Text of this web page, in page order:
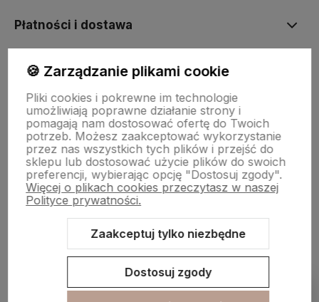
Płatności i dostawa
Informacje
O nas
Sklep internetowy Shoper.pl Szablon Shoper Modern 3.0™
GrowCommerce
🍪 Zarządzanie plikami cookie
Pliki cookies i pokrewne im technologie
umożliwiają poprawne działanie strony i
pomagają nam dostosować ofertę do Twoich
potrzeb. Możesz zaakceptować wykorzystanie
przez nas wszystkich tych plików i przejść do
sklepu lub dostosować użycie plików do swoich
preferencji, wybierając opcję "Dostosuj zgody".
Więcej o plikach cookies przeczytasz w naszej
Polityce prywatności.
Zaakceptuj tylko niezbędne
Dostosuj zgody